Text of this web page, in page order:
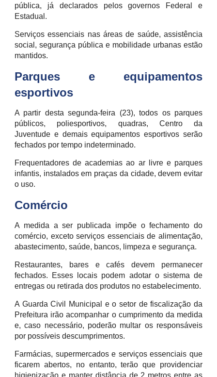
pública, já declarados pelos governos Federal e
Estadual.
Serviços essenciais nas áreas de saúde, assistência
social, segurança pública e mobilidade urbanas estão
mantidos.
Parques e equipamentos
esportivos
A partir desta segunda-feira (23), todos os parques
públicos, poliesportivos, quadras, Centro da
Juventude e demais equipamentos esportivos serão
fechados por tempo indeterminado.
Frequentadores de academias ao ar livre e parques
infantis, instalados em praças da cidade, devem evitar
o uso.
Comércio
A medida a ser publicada impõe o fechamento do
comércio, exceto serviços essenciais de alimentação,
abastecimento, saúde, bancos, limpeza e segurança.
Restaurantes, bares e cafés devem permanecer
fechados. Esses locais podem adotar o sistema de
entregas ou retirada dos produtos no estabelecimento.
A Guarda Civil Municipal e o setor de fiscalização da
Prefeitura irão acompanhar o cumprimento da medida
e, caso necessário, poderão multar os responsáveis
por possíveis descumprimentos.
Farmácias, supermercados e serviços essenciais que
ficarem abertos, no entanto, terão que providenciar
higienização e manter distância de 2 metros entre as